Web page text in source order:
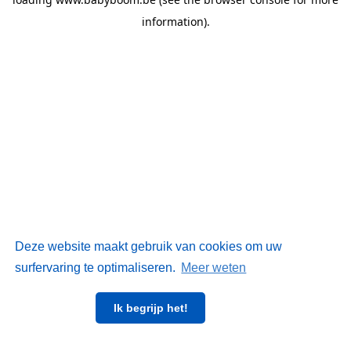
Deze website maakt gebruik van cookies om uw
surfervaring te optimaliseren. Meer weten
Ik begrijp het!
information).